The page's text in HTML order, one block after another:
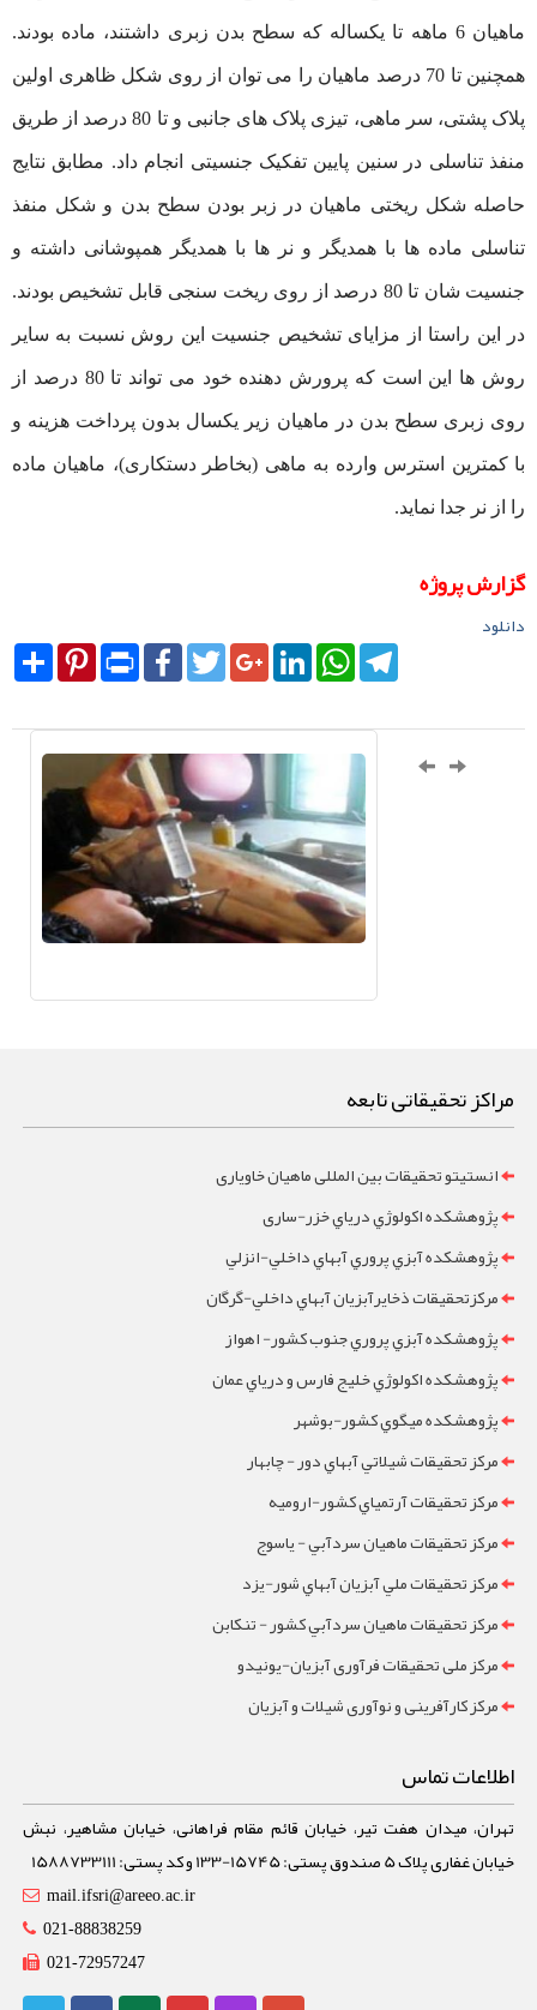
ماهیان 6 ماهه تا یکساله که سطح بدن زبری داشتند، ماده بودند.
همچنین تا 70 درصد ماهیان را می توان از روی شکل ظاهری اولین
پلاک پشتی، سر ماهی، تیزی پلاک های جانبی و تا 80 درصد از طریق
منفذ تناسلی در سنین پایین تفکیک جنسیتی انجام داد. مطابق نتایج
حاصله شکل ریختی ماهیان در زبر بودن سطح بدن و شکل منفذ
تناسلی ماده ها با همدیگر و نر ها با همدیگر همپوشانی داشته و
جنسیت شان تا 80 درصد از روی ریخت سنجی قابل تشخیص بودند.
در این راستا از مزایای تشخیص جنسیت این روش نسبت به سایر
روش ها این است که پرورش دهنده خود می تواند تا 80 درصد از
روی زبری سطح بدن در ماهیان زیر یکسال بدون پرداخت هزینه و
با کمترین استرس وارده به ماهی (بخاطر دستکاری)، ماهیان ماده
را از نر جدا نماید.
گزارش پروژه
دانلود
SharePinterest Print
FacebookTwitterGoogle+LinkedInWhatsAppTelegram
مراکز تحقیقاتی تابعه
انستیتو تحقیقات بین المللی ماهیان خاویاری
پژوهشکده اکولوژي درياي خزر-ساری
پژوهشکده آبزي پروري آبهاي داخلي-انزلي
مرکزتحقيقات ذخايرآبزيان آبهاي داخلي-گرگان
پژوهشکده آبزي پروري جنوب کشور- اهواز
پژوهشکده اکولوژي خليج فارس و درياي عمان
پژوهشکده ميگوي کشور-بوشهر
مرکز تحقيقات شيلاتي آبهاي دور - چابهار
مرکز تحقيقات آرتمياي کشور-ارومیه
مرکز تحقيقات ماهيان سردآبي - ياسوج
مرکز تحقيقات ملي آبزيان آبهاي شور-یزد
مرکز تحقيقات ماهيان سردآبي کشور - تنکابن
مرکز ملی تحقیقات فرآوری آبزیان-یونیدو
مرکز کارآفرینی و نوآوری شیلات و آبزیان
اطلاعات تماس
تهران، میدان هفت تیر، خیابان قائم مقام فراهانی، خیابان مشاهیر، نبش
خیابان غفاری پلاک 5 صندوق پستی: 15745-133 و کد پستی: 1588733111
mail.ifsri@areeo.ac.ir
021-88838259
021-72957247